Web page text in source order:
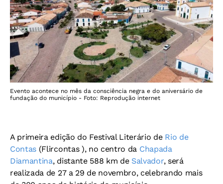
Evento acontece no mês da consciência negra e do aniversário de
fundação do município - Foto: Reprodução internet
A primeira edição do Festival Literário de Rio de
Contas (Flircontas ), no centro da Chapada
Diamantina, distante 588 km de Salvador, será
realizada de 27 a 29 de novembro, celebrando mais